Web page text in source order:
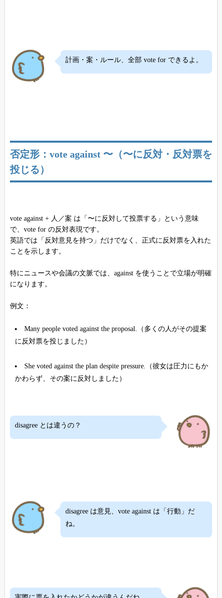
計画・案・ルール、全部 vote for できるよ。
否定形：vote against 〜（〜に反対・反対票を
投じる）
vote against + 人／案 は「〜に反対して投票する」という意味
で、vote for の反対表現です。
英語では「反対意見を持つ」だけでなく、正式に反対票を入れた
ことを示します。
特にニュースや会議の文脈では、against を使うことで立場が明確
になります。
例文：
Many people voted against the proposal.（多くの人がその提案
に反対票を投じました）
She voted against the plan despite pressure.（彼女は圧力にもか
かわらず、その案に反対しました）
disagree とは違うの？
disagree は意見、vote against は「行動」だ
ね。